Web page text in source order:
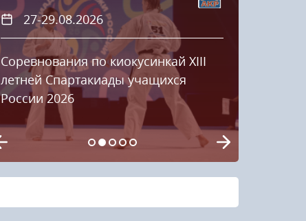
27-29.08.2026
Соревнования по киокусинкай XIII
летней Спартакиады учащихся
России 2026